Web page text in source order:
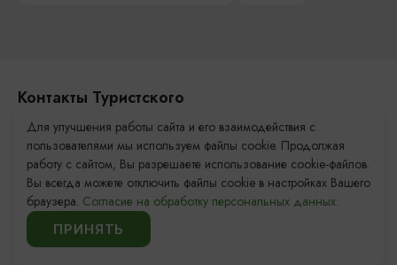
Контакты Туристского
информационного центра
+7 (4012) 555-200
8 (800) 200-55-39
info@visit-kaliningrad.ru
Для улучшения работы сайта и его взаимодействия с
пользователями мы используем файлы cookie. Продолжая
работу с сайтом, Вы разрешаете использование cookie-файлов.
Вы всегда можете отключить файлы cookie в настройках Вашего
браузера. Согласие на обработку персональных данных.
ПРИНЯТЬ